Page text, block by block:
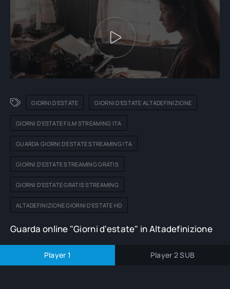
GIORNI D'ESTATE GIORNI D'ESTATE ALTADEFINIZIONE
GIORNI D'ESTATE FILM STREAMING ITA
GUARDA GIORNI D'ESTATE STREAMING ITA
GIORNI D'ESTATE STREAMING GRATIS
GIORNI D'ESTATE GRATIS STREAMING
ALTADEFINIZIONE GIORNI D'ESTATE HD
Guarda online "Giorni d'estate" in Altadefinizione
Player 1 Player 2 SUB